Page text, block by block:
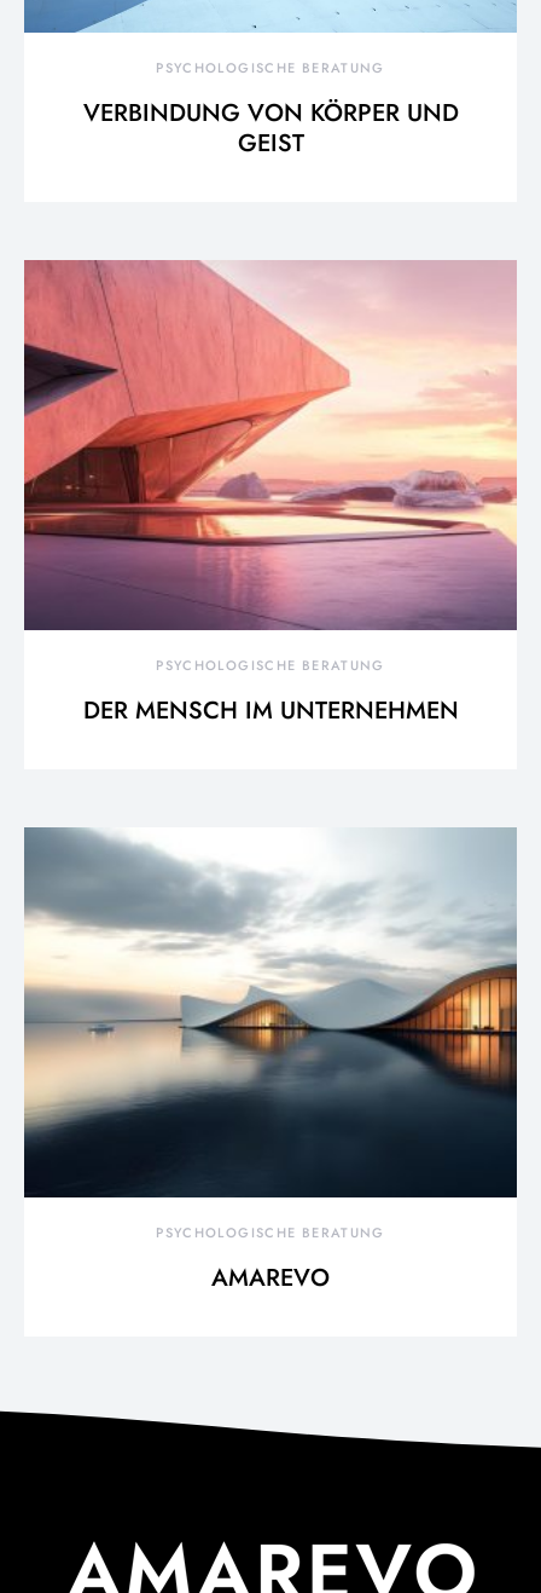
PSYCHOLOGISCHE BERATUNG
VERBINDUNG VON KÖRPER UND
GEIST
PSYCHOLOGISCHE BERATUNG
DER MENSCH IM UNTERNEHMEN
PSYCHOLOGISCHE BERATUNG
AMAREVO